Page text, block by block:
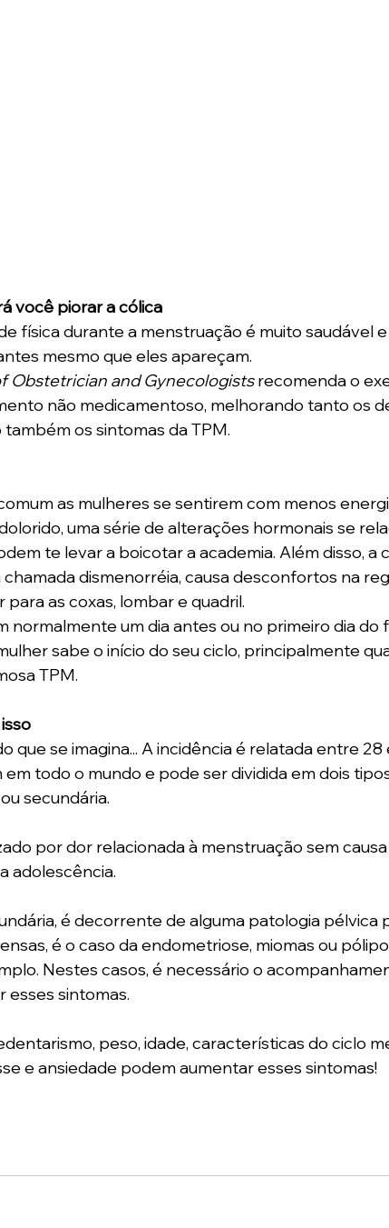
você piorar a cólica
física durante a menstruação é muito saudável
mesmo que eles apareçam.
Obstetrician and Gynecologists recomenda o
não medicamentoso, melhorando tanto os
os sintomas da TPM.
as mulheres se sentirem com menos
uma série de alterações hormonais se
te levar a boicotar a academia. Além disso, a
dismenorréia, causa desconfortos na
as coxas, lombar e quadril.
normalmente um dia antes ou no primeiro dia do
sabe o início do seu ciclo, principalmente
TPM.
que se imagina... A incidência é relatada entre 28
todo o mundo e pode ser dividida em dois
secundária.
por dor relacionada à menstruação sem
adolescência.
é decorrente de alguma patologia pélvica
é o caso da endometriose, miomas ou
Nestes casos, é necessário o
esses sintomas.
peso, idade, características do ciclo
e ansiedade podem aumentar esses sintomas!